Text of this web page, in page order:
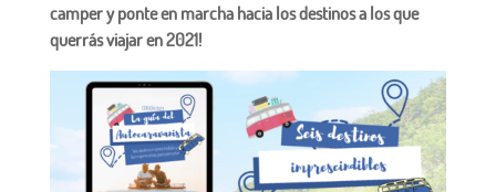
camper y ponte en marcha hacia los destinos a los que
querrás viajar en 2021!